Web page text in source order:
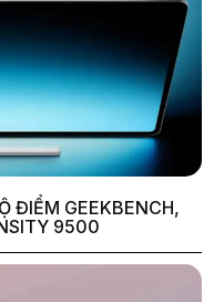
ĐIỂM GEEKBENCH,
9500